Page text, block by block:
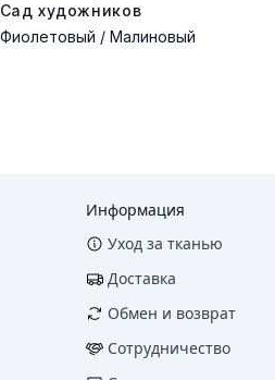
для современного дома.
Сад художников
Фиолетовый / Малиновый
Информация
Уход за тканью
Доставка
Обмен и возврат
Сотрудничество